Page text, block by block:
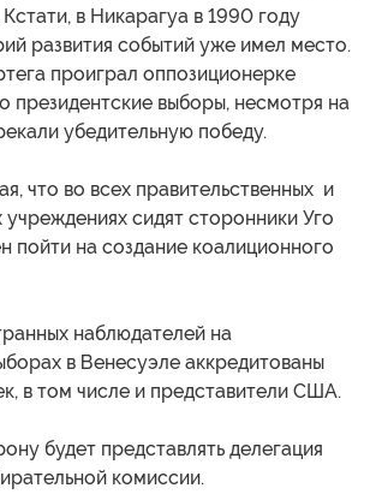
в Никарагуа в 1990 году
развития событий уже имел место.
проиграл оппозиционерке
президентские выборы, несмотря на
убедительную победу.
что во всех правительственных и
учреждениях сидят сторонники Уго
пойти на создание коалиционного
наблюдателей на
в Венесуэле аккредитованы
в том числе и представители США.
будет представлять делегация
комиссии.